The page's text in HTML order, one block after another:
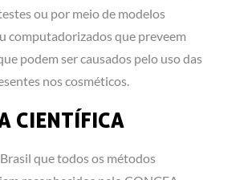
ou por meio de modelos
computadorizados que preveem
podem ser causados pelo uso das
nos cosméticos.
CIENTÍFICA
que todos os métodos